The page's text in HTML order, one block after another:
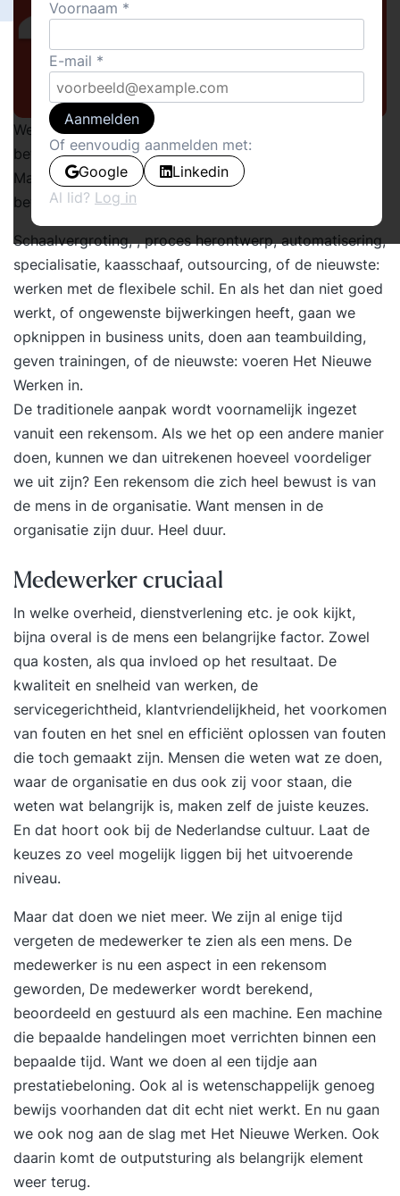
We gaan op zoek naar nog lagere kosten, naar nog
betere prestaties. We willen verandering, verbetering.
Maar we doen dat door verder te gaan op de al lang
bewandelde paden.
Schaalvergroting, , proces herontwerp, automatisering,
specialisatie, kaasschaaf, outsourcing, of de nieuwste:
werken met de flexibele schil. En als het dan niet goed
werkt, of ongewenste bijwerkingen heeft, gaan we
opknippen in business units, doen aan teambuilding,
geven trainingen, of de nieuwste: voeren Het Nieuwe
Werken in.
De traditionele aanpak wordt voornamelijk ingezet
vanuit een rekensom. Als we het op een andere manier
doen, kunnen we dan uitrekenen hoeveel voordeliger
we uit zijn? Een rekensom die zich heel bewust is van
de mens in de organisatie. Want mensen in de
organisatie zijn duur. Heel duur.
Medewerker cruciaal
In welke overheid, dienstverlening etc. je ook kijkt,
bijna overal is de mens een belangrijke factor. Zowel
qua kosten, als qua invloed op het resultaat. De
kwaliteit en snelheid van werken, de
servicegerichtheid, klantvriendelijkheid, het voorkomen
van fouten en het snel en efficiënt oplossen van fouten
die toch gemaakt zijn. Mensen die weten wat ze doen,
waar de organisatie en dus ook zij voor staan, die
weten wat belangrijk is, maken zelf de juiste keuzes.
En dat hoort ook bij de Nederlandse cultuur. Laat de
keuzes zo veel mogelijk liggen bij het uitvoerende
niveau.
Maar dat doen we niet meer. We zijn al enige tijd
vergeten de medewerker te zien als een mens. De
medewerker is nu een aspect in een rekensom
geworden, De medewerker wordt berekend,
beoordeeld en gestuurd als een machine. Een machine
die bepaalde handelingen moet verrichten binnen een
bepaalde tijd. Want we doen al een tijdje aan
prestatiebeloning. Ook al is wetenschappelijk genoeg
bewijs voorhanden dat dit echt niet werkt. En nu gaan
we ook nog aan de slag met Het Nieuwe Werken. Ook
daarin komt de outputsturing als belangrijk element
weer terug.
Voornaam
E-mail
Aanmelden
Of eenvoudig aanmelden met:
Google
Linkedin
Al lid? Log in